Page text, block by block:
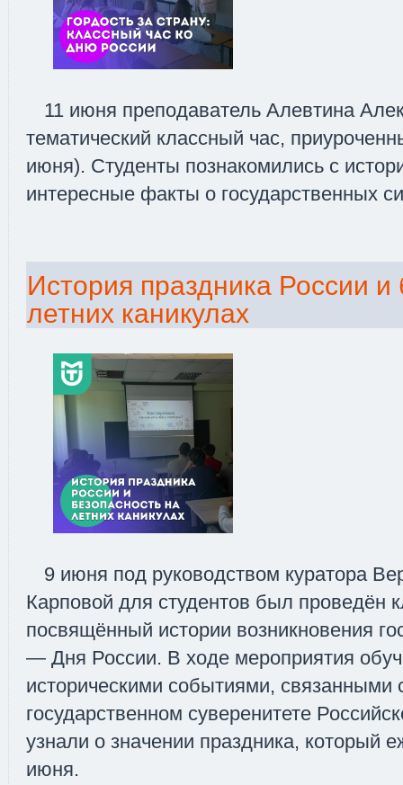
11 июня преподаватель Алевтина
тематический классный час,
июня). Студенты познакомились с
интересные факты о государственных
История праздника России и
летних каникулах
9 июня под руководством куратора
Карповой для студентов был проведён
посвящённый истории возникновения
— Дня России. В ходе мероприятия
историческими событиями, связанными
государственном суверенитете
узнали о значении праздника, который
июня.